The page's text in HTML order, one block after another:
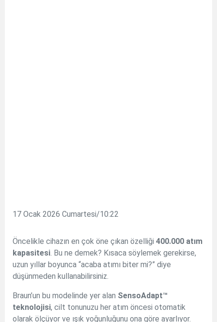
17 Ocak 2026 Cumartesi/10:22
Öncelikle cihazın en çok öne çıkan özelliği 400.000 atım
kapasitesi. Bu ne demek? Kısaca söylemek gerekirse,
uzun yıllar boyunca “acaba atımı biter mi?” diye
düşünmeden kullanabilirsiniz.
Braun’un bu modelinde yer alan SensoAdapt™
teknolojisi, cilt tonunuzu her atım öncesi otomatik
olarak ölçüyor ve ışık yoğunluğunu ona göre ayarlıyor.